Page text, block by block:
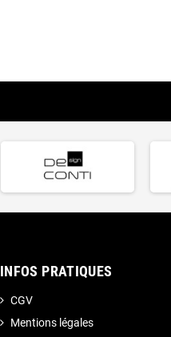
INFOS PRATIQUES
CGV
Mentions légales